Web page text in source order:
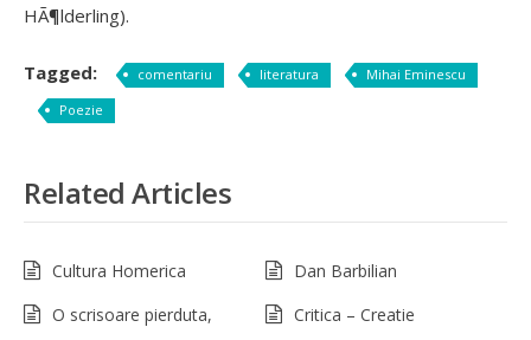
HÃ¶lderling).
Tagged: comentariu literatura
Mihai Eminescu
Poezie
Related Articles
Cultura Homerica
Dan Barbilian
O scrisoare pierduta,
Critica – Creatie